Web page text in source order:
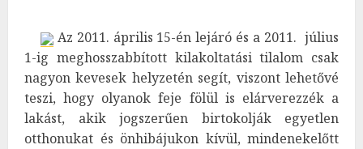
Az 2011. április 15-én lejáró és a 2011. július
1-ig meghosszabbított kilakoltatási tilalom csak
nagyon kevesek helyzetén segít, viszont lehetővé
teszi, hogy olyanok feje fölül is elárverezzék a
lakást, akik jogszerűen birtokolják egyetlen
otthonukat és önhibájukon kívül, mindenekelőtt